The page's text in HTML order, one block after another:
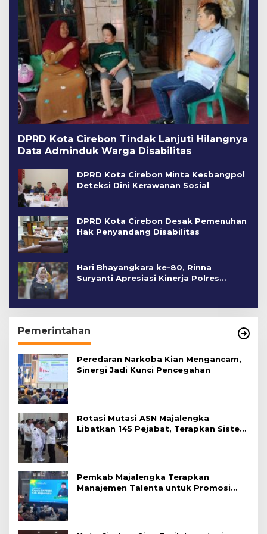
DPRD Kota Cirebon Tindak Lanjuti Hilangnya
Data Adminduk Warga Disabilitas
DPRD Kota Cirebon Minta Kesbangpol
Deteksi Dini Kerawanan Sosial
DPRD Kota Cirebon Desak Pemenuhan
Hak Penyandang Disabilitas
Hari Bhayangkara ke-80, Rinna
Suryanti Apresiasi Kinerja Polres
Pemerintahan
Peredaran Narkoba Kian Mengancam,
Sinergi Jadi Kunci Pencegahan
Rotasi Mutasi ASN Majalengka
Libatkan 145 Pejabat, Terapkan Sistem
Pemkab Majalengka Terapkan
Manajemen Talenta untuk Promosi